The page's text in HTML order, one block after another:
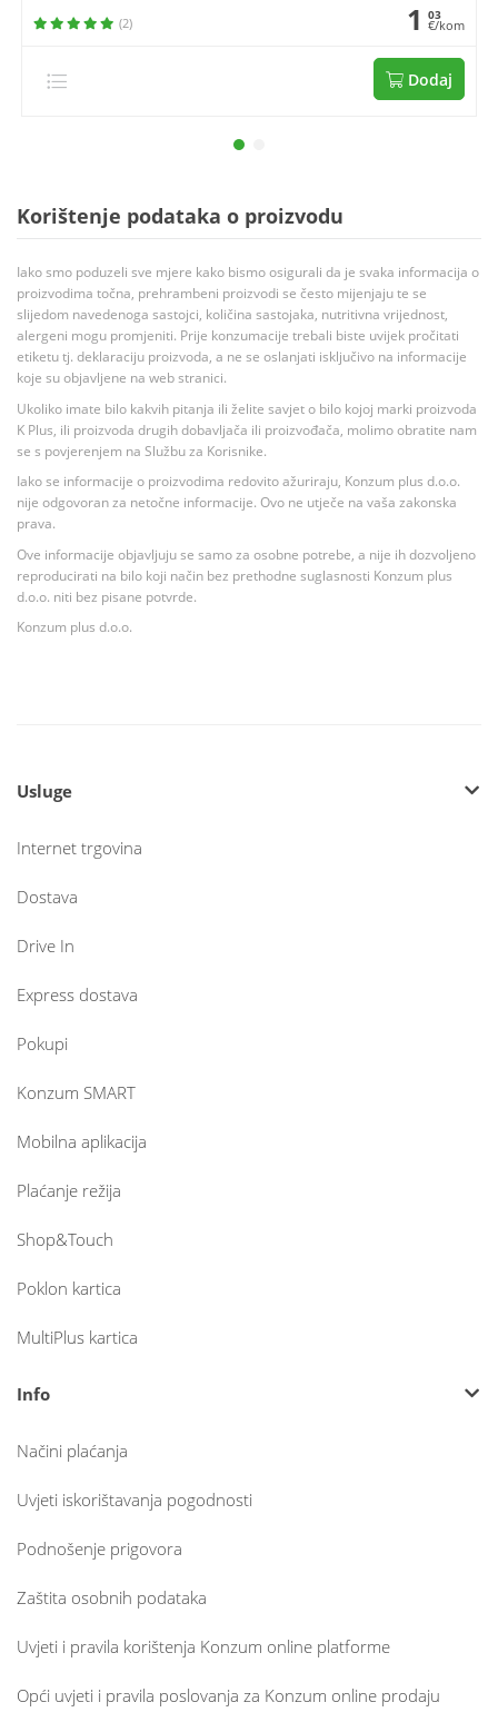
(2) 1 03
€/kom
Dodaj
Korištenje podataka o proizvodu
Iako smo poduzeli sve mjere kako bismo osigurali da je svaka informacija o
proizvodima točna, prehrambeni proizvodi se često mijenjaju te se
slijedom navedenoga sastojci, količina sastojaka, nutritivna vrijednost,
alergeni mogu promjeniti. Prije konzumacije trebali biste uvijek pročitati
etiketu tj. deklaraciju proizvoda, a ne se oslanjati isključivo na informacije
koje su objavljene na web stranici.
Ukoliko imate bilo kakvih pitanja ili želite savjet o bilo kojoj marki proizvoda
K Plus, ili proizvoda drugih dobavljača ili proizvođača, molimo obratite nam
se s povjerenjem na Službu za Korisnike.
Iako se informacije o proizvodima redovito ažuriraju, Konzum plus d.o.o.
nije odgovoran za netočne informacije. Ovo ne utječe na vaša zakonska
prava.
Ove informacije objavljuju se samo za osobne potrebe, a nije ih dozvoljeno
reproducirati na bilo koji način bez prethodne suglasnosti Konzum plus
d.o.o. niti bez pisane potvrde.
Konzum plus d.o.o.
Usluge
Internet trgovina
Dostava
Drive In
Express dostava
Pokupi
Konzum SMART
Mobilna aplikacija
Plaćanje režija
Shop&Touch
Poklon kartica
MultiPlus kartica
Info
Načini plaćanja
Uvjeti iskorištavanja pogodnosti
Podnošenje prigovora
Zaštita osobnih podataka
Uvjeti i pravila korištenja Konzum online platforme
Opći uvjeti i pravila poslovanja za Konzum online prodaju